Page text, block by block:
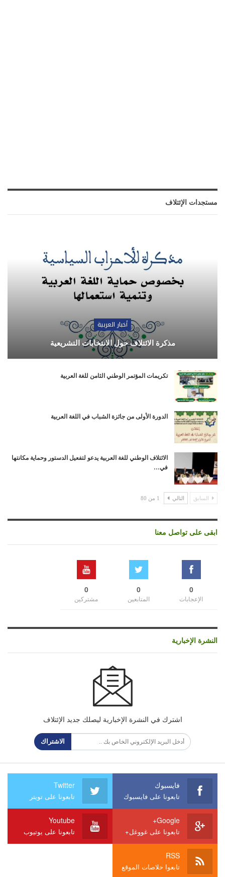
مستجدات الإئتلاف
أخبار العربية
مذكرة الائتلاف حول الانتخابات التشريعية
تكريمات المؤتمر الوطني الثامن للغة العربية
الدورة الأولى من جائزة الشباب في اللغة العربية
الائتلاف الوطني للغة العربية يدعو لتفعيل الدستور وحماية مكانتها
في…
السابق التالي 1 من 80
ابقى على تواصل معنا
0
الإعجابات
0
المتابعين
0
مشتركين
النشرة الإخبارية
اشترك في النشرة الإخبارية ليصلك جديد الإئتلاف
الاشتراك
فايسبوك
تابعونا على فايسبوك
Twitter
تابعونا على تويتر
Google+
تابعونا على غووغل+
Youtube
تابعونا على يوتيوب
RSS
تابعوا خلاصات الموقع